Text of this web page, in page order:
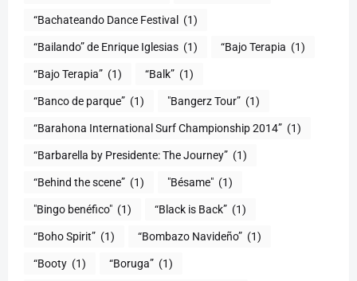
“Bachateando Dance Festival (1)
“Bailando” de Enrique Iglesias (1) “Bajo Terapia (1)
“Bajo Terapia” (1) “Balk” (1)
“Banco de parque” (1) "Bangerz Tour” (1)
“Barahona International Surf Championship 2014” (1)
“Barbarella by Presidente: The Journey” (1)
“Behind the scene” (1) "Bésame" (1)
"Bingo benéfico" (1) “Black is Back” (1)
“Boho Spirit” (1) “Bombazo Navideño” (1)
“Booty (1) “Boruga” (1)